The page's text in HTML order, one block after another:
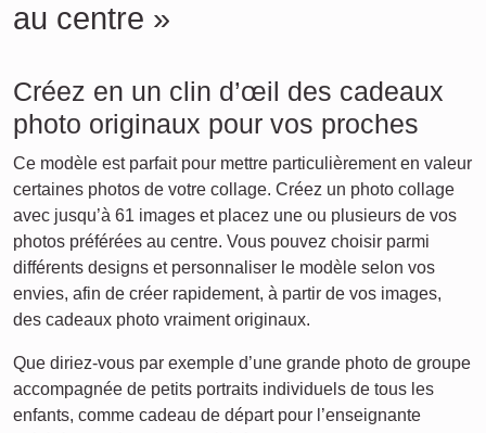
au centre »
Créez en un clin d’œil des cadeaux
photo originaux pour vos proches
Ce modèle est parfait pour mettre particulièrement en valeur
certaines photos de votre collage. Créez un photo collage
avec jusqu’à 61 images et placez une ou plusieurs de vos
photos préférées au centre. Vous pouvez choisir parmi
différents designs et personnaliser le modèle selon vos
envies, afin de créer rapidement, à partir de vos images,
des cadeaux photo vraiment originaux.
Que diriez-vous par exemple d’une grande photo de groupe
accompagnée de petits portraits individuels de tous les
enfants, comme cadeau de départ pour l’enseignante